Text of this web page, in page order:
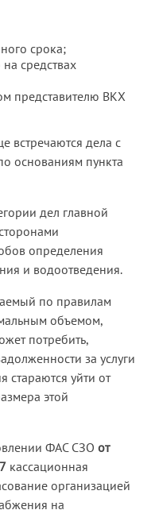
сторон,
и принять
материального и
направило ООО
согласно
иные
договор
Общество
мировое
в нем
в редакции
Общества,
получать
используя
сети истца,
актами и не
что на его
водоснабжения,
и на
присоединен к
срока;
средствах
представителю ВКХ
встречаются дела с
основаниям пункта
дел главной
определения
и водоотведения.
по правилам
объемом,
потребить,
за услуги
стараются уйти от
этой
ФАС СЗО от
кассационная
организацией
на